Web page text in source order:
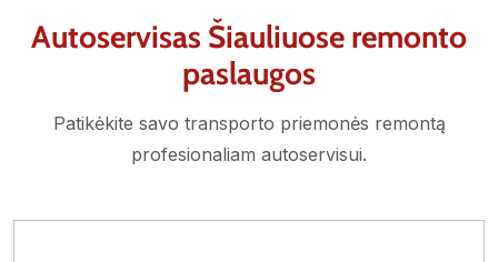
Autoservisas Šiauliuose remonto
paslaugos
Patikėkite savo transporto priemonės remontą
profesionaliam autoservisui.